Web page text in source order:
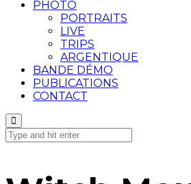
PHOTO
PORTRAITS
LIVE
TRIPS
ARGENTIQUE
BANDE DÉMO
PUBLICATIONS
CONTACT